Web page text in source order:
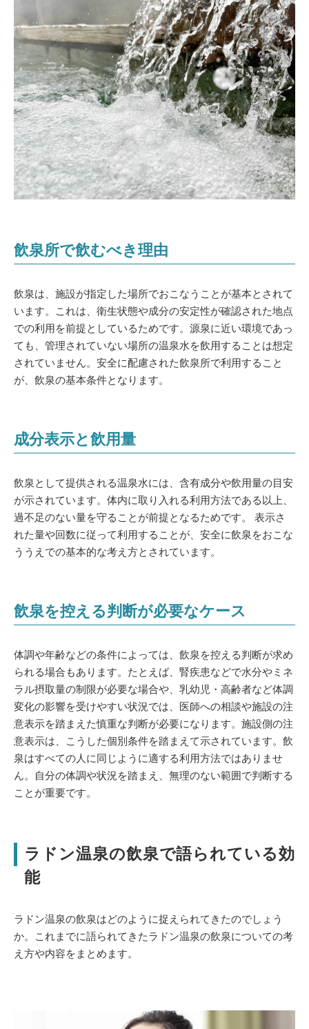
飲泉所で飲むべき理由
飲泉は、施設が指定した場所でおこなうことが基本とされて
います。これは、衛生状態や成分の安定性が確認された地点
での利用を前提としているためです。源泉に近い環境であっ
ても、管理されていない場所の温泉水を飲用することは想定
されていません。安全に配慮された飲泉所で利用すること
が、飲泉の基本条件となります。
成分表示と飲用量
飲泉として提供される温泉水には、含有成分や飲用量の目安
が示されています。体内に取り入れる利用方法である以上、
過不足のない量を守ることが前提となるためです。 表示さ
れた量や回数に従って利用することが、安全に飲泉をおこな
ううえでの基本的な考え方とされています。
飲泉を控える判断が必要なケース
体調や年齢などの条件によっては、飲泉を控える判断が求め
られる場合もあります。たとえば、腎疾患などで水分やミネ
ラル摂取量の制限が必要な場合や、乳幼児・高齢者など体調
変化の影響を受けやすい状況では、医師への相談や施設の注
意表示を踏まえた慎重な判断が必要になります。施設側の注
意表示は、こうした個別条件を踏まえて示されています。飲
泉はすべての人に同じように適する利用方法ではありませ
ん。自分の体調や状況を踏まえ、無理のない範囲で判断する
ことが重要です。
ラドン温泉の飲泉で語られている効
能
ラドン温泉の飲泉はどのように捉えられてきたのでしょう
か。これまでに語られてきたラドン温泉の飲泉についての考
え方や内容をまとめます。